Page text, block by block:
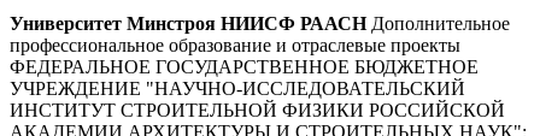
Университет Минстроя НИИСФ РААСН Дополнительное
профессиональное образование и отраслевые проекты
ФЕДЕРАЛЬНОЕ ГОСУДАРСТВЕННОЕ БЮДЖЕТНОЕ
УЧРЕЖДЕНИЕ "НАУЧНО-ИССЛЕДОВАТЕЛЬСКИЙ
ИНСТИТУТ СТРОИТЕЛЬНОЙ ФИЗИКИ РОССИЙСКОЙ
АКАДЕМИИ АРХИТЕКТУРЫ И СТРОИТЕЛЬНЫХ НАУК":